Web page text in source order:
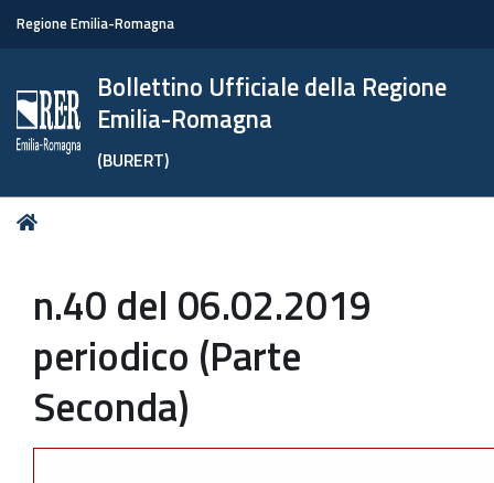
Regione Emilia-Romagna
Bollettino Ufficiale della Regione
Emilia-Romagna
(BURERT)
Tu
n.40 del 06.02.2019
periodico (Parte
Seconda)